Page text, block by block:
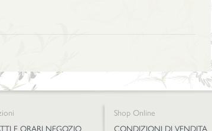
E ORARI NEGOZIO
Shop Online
CONDIZIONI DI VENDITA